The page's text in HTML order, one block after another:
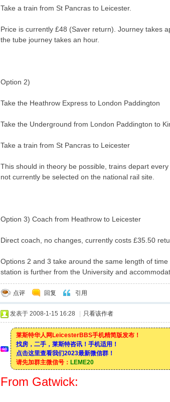
Take a train from St Pancras to Leicester.
Price is currently £48 (Saver return). Journey takes
the tube journey takes an hour.
Option 2)
Take the Heathrow Express to London Paddington
Take the Underground from London Paddington to
Take a train from St Pancras to Leicester
This should in theory be possible, trains depart
not currently be selected on the national rail site.
Option 3) Coach from Heathrow to Leicester
Direct coach, no changes, currently costs £35.50
Options 2 and 3 take around the same length of
station is further from the University and
点评 回复 引用
发表于 2008-1-15 16:28 只看该作者
莱斯特华人网LeicesterBBS手机精简版发布！
找房，二手，莱斯特咨讯！手机适用！
点击这里查看我们2023最新微信群！
请先加群主微信号： LEME20
From Gatwick: